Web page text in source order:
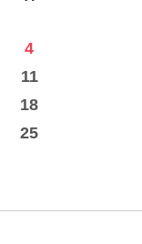
4
11
18
25